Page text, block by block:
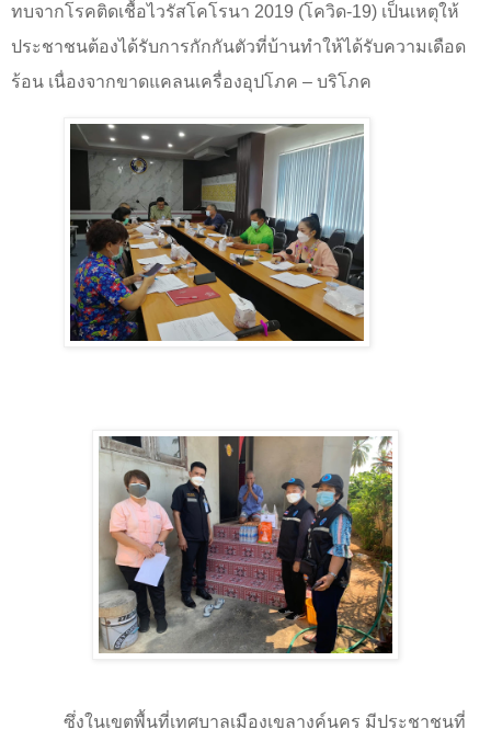
ทบจากโรคติดเชื้อไวรัสโคโรนา 2019 (โควิด-19) เป็นเหตุให้
ประชาชนต้องได้รับการกักกันตัวที่บ้านทำให้ได้รับความเดือด
ร้อน เนื่องจากขาดแคลนเครื่องอุปโภค – บริโภค
ซึ่งในเขตพื้นที่เทศบาลเมืองเขลางค์นคร มีประชาชนที่